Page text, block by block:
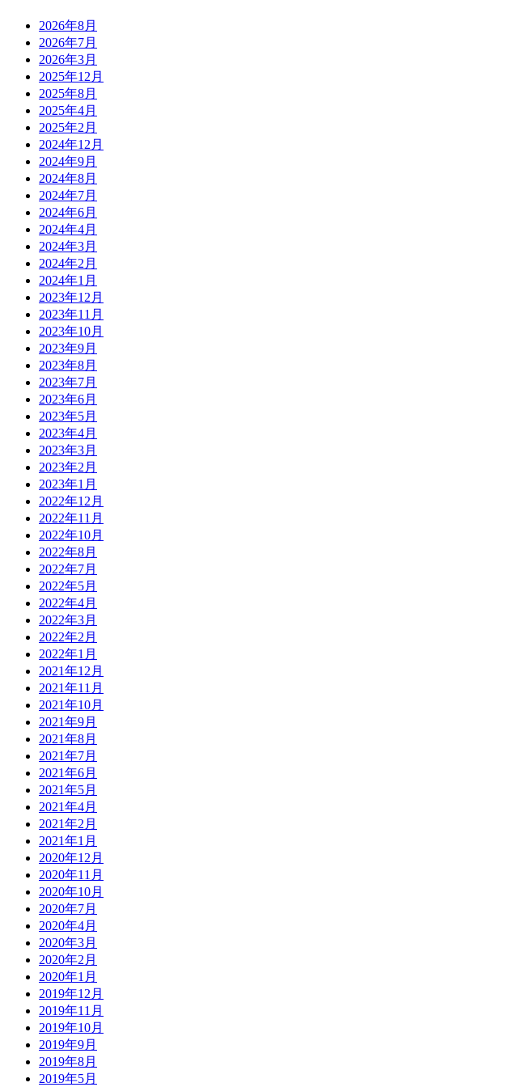
2026年8月
2026年7月
2026年3月
2025年12月
2025年8月
2025年4月
2025年2月
2024年12月
2024年9月
2024年8月
2024年7月
2024年6月
2024年4月
2024年3月
2024年2月
2024年1月
2023年12月
2023年11月
2023年10月
2023年9月
2023年8月
2023年7月
2023年6月
2023年5月
2023年4月
2023年3月
2023年2月
2023年1月
2022年12月
2022年11月
2022年10月
2022年8月
2022年7月
2022年5月
2022年4月
2022年3月
2022年2月
2022年1月
2021年12月
2021年11月
2021年10月
2021年9月
2021年8月
2021年7月
2021年6月
2021年5月
2021年4月
2021年2月
2021年1月
2020年12月
2020年11月
2020年10月
2020年7月
2020年4月
2020年3月
2020年2月
2020年1月
2019年12月
2019年11月
2019年10月
2019年9月
2019年8月
2019年5月